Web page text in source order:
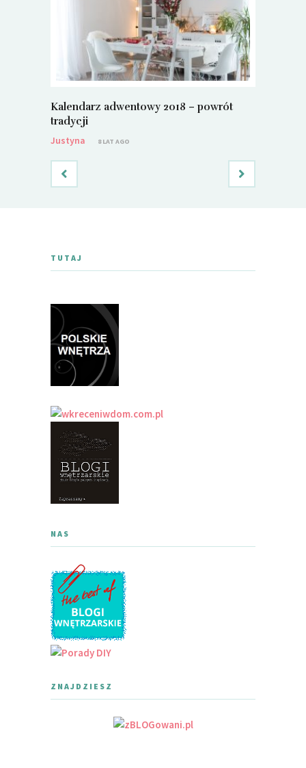
Kalendarz adwentowy 2018 – powrót
tradycji
Justyna
8 LAT AGO
TUTAJ
NAS
ZNAJDZIESZ